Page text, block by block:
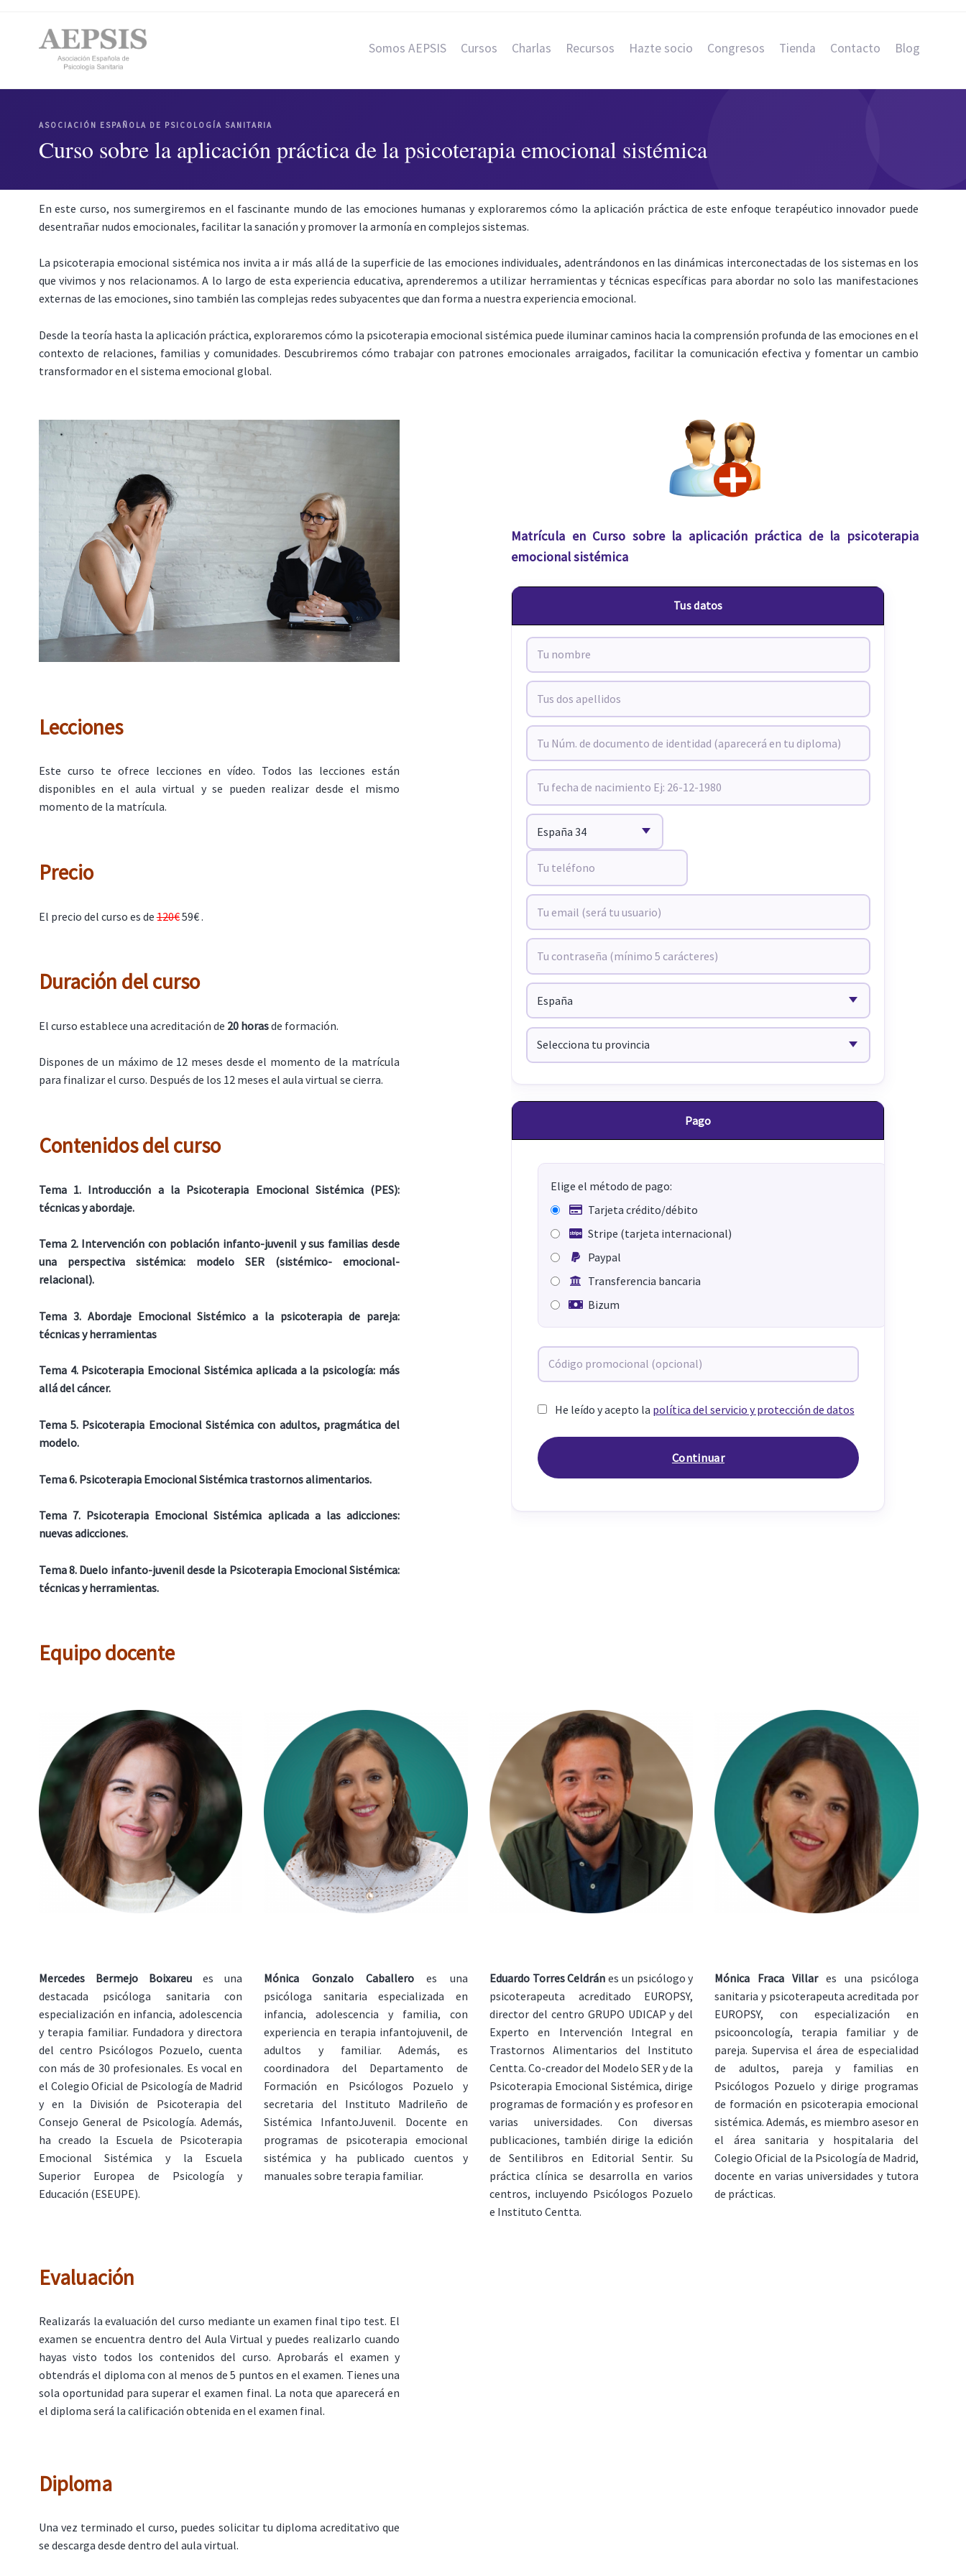
Somos AEPSIS Cursos Charlas Recursos Hazte socio Congresos Tienda Contacto Blog
ASOCIACIÓN ESPAÑOLA DE PSICOLOGÍA SANITARIA
Curso sobre la aplicación práctica de la psicoterapia emocional sistémica
En este curso, nos sumergiremos en el fascinante mundo de las emociones humanas y exploraremos cómo la aplicación práctica de este enfoque terapéutico innovador puede
desentrañar nudos emocionales, facilitar la sanación y promover la armonía en complejos sistemas.
La psicoterapia emocional sistémica nos invita a ir más allá de la superficie de las emociones individuales, adentrándonos en las dinámicas interconectadas de los sistemas en los
que vivimos y nos relacionamos. A lo largo de esta experiencia educativa, aprenderemos a utilizar herramientas y técnicas específicas para abordar no solo las manifestaciones
externas de las emociones, sino también las complejas redes subyacentes que dan forma a nuestra experiencia emocional.
Desde la teoría hasta la aplicación práctica, exploraremos cómo la psicoterapia emocional sistémica puede iluminar caminos hacia la comprensión profunda de las emociones en el
contexto de relaciones, familias y comunidades. Descubriremos cómo trabajar con patrones emocionales arraigados, facilitar la comunicación efectiva y fomentar un cambio
transformador en el sistema emocional global.
Lecciones
Este curso te ofrece lecciones en vídeo. Todos las lecciones están
disponibles en el aula virtual y se pueden realizar desde el mismo
momento de la matrícula.
Precio
El precio del curso es de120€59€ .
Duración del curso
El curso establece una acreditación de 20 horasde formación.
Dispones de un máximo de 12 meses desde el momento de la matrícula
para finalizar el curso. Después de los 12 meses el aula virtual se cierra.
Contenidos del curso
Tema 1. Introducción a la Psicoterapia Emocional Sistémica (PES):
técnicas y abordaje.
Tema 2. Intervención con población infanto-juvenil y sus familias desde
una perspectiva sistémica: modelo SER (sistémico- emocional-
relacional).
Tema 3. Abordaje Emocional Sistémico a la psicoterapia de pareja:
técnicas y herramientas
Tema 4. Psicoterapia Emocional Sistémica aplicada a la psicología: más
allá del cáncer.
Tema 5. Psicoterapia Emocional Sistémica con adultos, pragmática del
modelo.
Tema 6. Psicoterapia Emocional Sistémica trastornos alimentarios.
Tema 7. Psicoterapia Emocional Sistémica aplicada a las adicciones:
nuevas adicciones.
Tema 8. Duelo infanto-juvenil desde la Psicoterapia Emocional Sistémica:
técnicas y herramientas.
Matrícula en Curso sobre la aplicación práctica de la psicoterapia
emocional sistémica
Tus datos
Pago
Elige el método de pago:
Tarjeta crédito/débito
Stripe (tarjeta internacional)
Paypal
Transferencia bancaria
Bizum
He leído y acepto la política del servicio y protección de datos
Equipo docente
Mercedes Bermejo Boixareu es una
destacada psicóloga sanitaria con
especialización en infancia, adolescencia
y terapia familiar. Fundadora y directora
del centro Psicólogos Pozuelo, cuenta
con más de 30 profesionales. Es vocal en
el Colegio Oficial de Psicología de Madrid
y en la División de Psicoterapia del
Consejo General de Psicología. Además,
ha creado la Escuela de Psicoterapia
Emocional Sistémica y la Escuela
Superior Europea de Psicología y
Educación (ESEUPE).
Mónica Gonzalo Caballero es una
psicóloga sanitaria especializada en
infancia, adolescencia y familia, con
experiencia en terapia infantojuvenil, de
adultos y familiar. Además, es
coordinadora del Departamento de
Formación en Psicólogos Pozuelo y
secretaria del Instituto Madrileño de
Sistémica InfantoJuvenil. Docente en
programas de psicoterapia emocional
sistémica y ha publicado cuentos y
manuales sobre terapia familiar.
Eduardo Torres Celdrán es un psicólogo y
psicoterapeuta acreditado EUROPSY,
director del centro GRUPO UDICAP y del
Experto en Intervención Integral en
Trastornos Alimentarios del Instituto
Centta. Co-creador del Modelo SER y de la
Psicoterapia Emocional Sistémica, dirige
programas de formación y es profesor en
varias universidades. Con diversas
publicaciones, también dirige la edición
de Sentilibros en Editorial Sentir. Su
práctica clínica se desarrolla en varios
centros, incluyendo Psicólogos Pozuelo
e Instituto Centta.
Mónica Fraca Villares una psicóloga
sanitaria y psicoterapeuta acreditada por
EUROPSY, con especialización en
psicooncología, terapia familiar y de
pareja. Supervisa el área de especialidad
de adultos, pareja y familias en
Psicólogos Pozuelo y dirige programas
de formación en psicoterapia emocional
sistémica. Además, es miembro asesor en
el área sanitaria y hospitalaria del
Colegio Oficial de la Psicología de Madrid,
docente en varias universidades y tutora
de prácticas.
Evaluación
Realizarás la evaluación del curso mediante un examen final tipo test. El
examen se encuentra dentro del Aula Virtual y puedes realizarlo cuando
hayas visto todos los contenidos del curso. Aprobarás el examen y
obtendrás el diploma con al menos de 5 puntos en el examen. Tienes una
sola oportunidad para superar el examen final. La nota que aparecerá en
el diploma será la calificación obtenida en el examen final.
Diploma
Una vez terminado el curso, puedes solicitar tu diploma acreditativo que
se descarga desde dentro del aula virtual.